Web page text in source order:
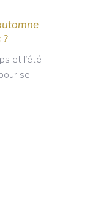
?
et l’été
se